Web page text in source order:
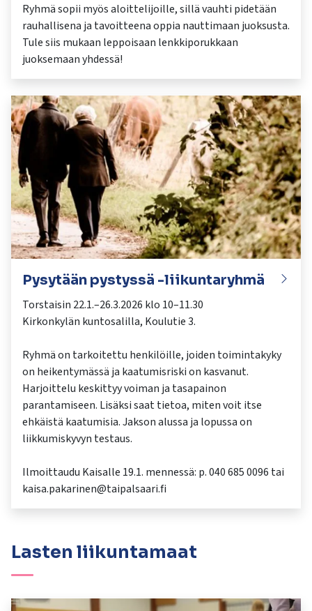
Ryhmä sopii myös aloittelijoille, sillä vauhti pidetään
rauhallisena ja tavoitteena oppia nauttimaan juoksusta.
Tule siis mukaan leppoisaan lenkkiporukkaan
juoksemaan yhdessä!
Pysytään pystyssä -liikuntaryhmä
Torstaisin 22.1.–26.3.2026 klo 10–11.30
Kirkonkylän kuntosalilla, Koulutie 3.
Ryhmä on tarkoitettu henkilöille, joiden toimintakyky
on heikentymässä ja kaatumisriski on kasvanut.
Harjoittelu keskittyy voiman ja tasapainon
parantamiseen. Lisäksi saat tietoa, miten voit itse
ehkäistä kaatumisia. Jakson alussa ja lopussa on
liikkumiskyvyn testaus.
Ilmoittaudu Kaisalle 19.1. mennessä: p. 040 685 0096 tai
kaisa.pakarinen@taipalsaari.fi
Lasten liikuntamaat